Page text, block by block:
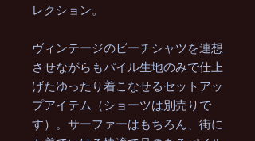
レクション。
ヴィンテージのビーチシャツを連想
させながらもパイル生地のみで仕上
げたゆったり着こなせるセットアッ
プアイテム（ショーツは別売りで
す）。サーファーはもちろん、街に